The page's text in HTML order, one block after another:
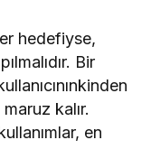
hedefiyse,
Bir
kalır.
en